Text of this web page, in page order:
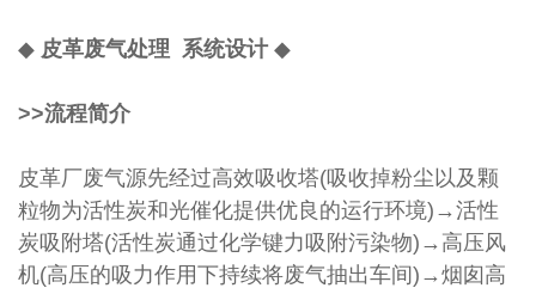
◆ 皮革废气处理 系统设计 ◆
>>流程简介
皮革厂废气源先经过高效吸收塔(吸收掉粉尘以及颗
粒物为活性炭和光催化提供优良的运行环境)→活性
炭吸附塔(活性炭通过化学键力吸附污染物)→高压风
机(高压的吸力作用下持续将废气抽出车间)→烟囱高